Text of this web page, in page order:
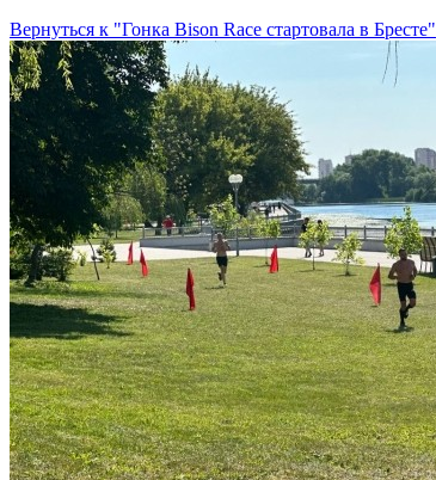
Вернуться к "Гонка Bison Race стартовала в Бресте"